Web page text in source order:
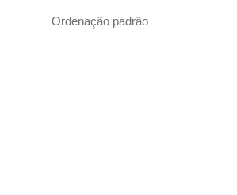
Ordenação padrão